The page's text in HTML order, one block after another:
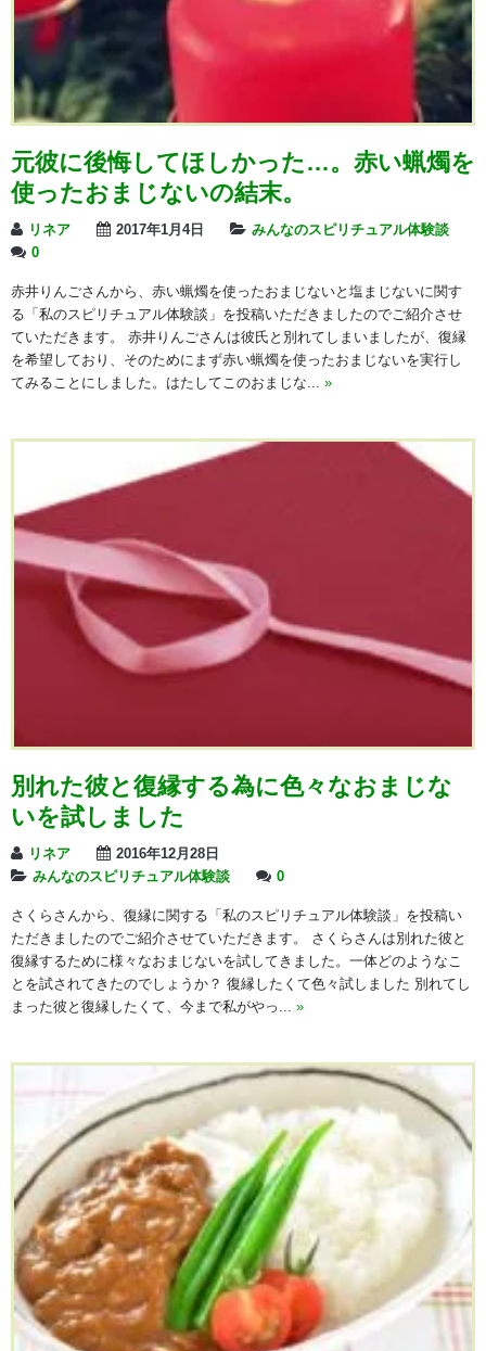
元彼に後悔してほしかった…。赤い蝋燭を
使ったおまじないの結末。
リネア 2017年1月4日
みんなのスピリチュアル体験談
0
赤井りんごさんから、赤い蝋燭を使ったおまじないと塩まじないに関す
る「私のスピリチュアル体験談」を投稿いただきましたのでご紹介させ
ていただきます。 赤井りんごさんは彼氏と別れてしまいましたが、復縁
を希望しており、そのためにまず赤い蝋燭を使ったおまじないを実行し
てみることにしました。はたしてこのおまじな... »
別れた彼と復縁する為に色々なおまじな
いを試しました
リネア
2016年12月28日
みんなのスピリチュアル体験談
0
さくらさんから、復縁に関する「私のスピリチュアル体験談」を投稿い
ただきましたのでご紹介させていただきます。 さくらさんは別れた彼と
復縁するために様々なおまじないを試してきました。一体どのようなこ
とを試されてきたのでしょうか？ 復縁したくて色々試しました 別れてし
まった彼と復縁したくて、今まで私がやっ... »